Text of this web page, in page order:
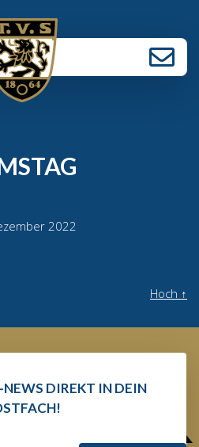
2022
Hoch ↑
NEWS DIREKT IN DEIN